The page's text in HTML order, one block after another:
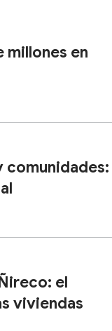
millones en
comunidades:
el
viviendas